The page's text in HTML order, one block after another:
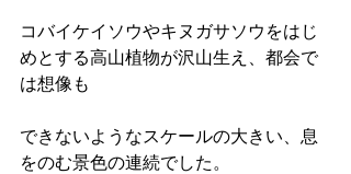
コバイケイソウやキヌガサソウをはじ
めとする高山植物が沢山生え、都会で
は想像も
できないようなスケールの大きい、息
をのむ景色の連続でした。